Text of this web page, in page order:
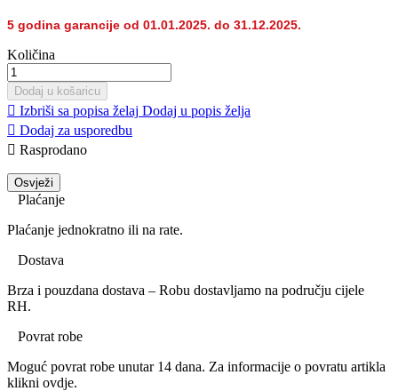
5 godina garancije od 01.01.2025. do 31.12.2025.
Količina
Dodaj u košaricu
 Izbriši sa popisa želaj Dodaj u popis želja
 Dodaj za usporedbu
 Rasprodano
Plaćanje
Plaćanje jednokratno ili na rate.
Dostava
Brza i pouzdana dostava – Robu dostavljamo na području cijele
RH.
Povrat robe
Moguć povrat robe unutar 14 dana. Za informacije o povratu artikla
klikni ovdje.